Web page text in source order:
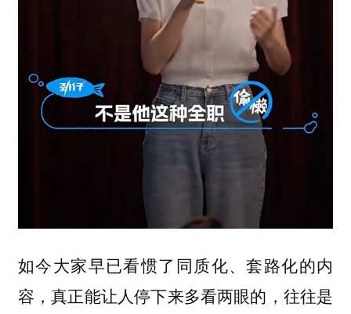
如今大家早已看惯了同质化、套路化的内
容，真正能让人停下来多看两眼的，往往是